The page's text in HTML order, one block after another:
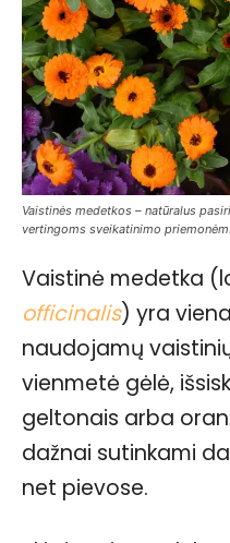
Vaistinės medetkos – natūralus
vertingoms sveikatinimo
Vaistinė medetka
officinalis) yra
naudojamų
vienmetė gėlė,
geltonais arba
dažnai sutinkami
net pievose.